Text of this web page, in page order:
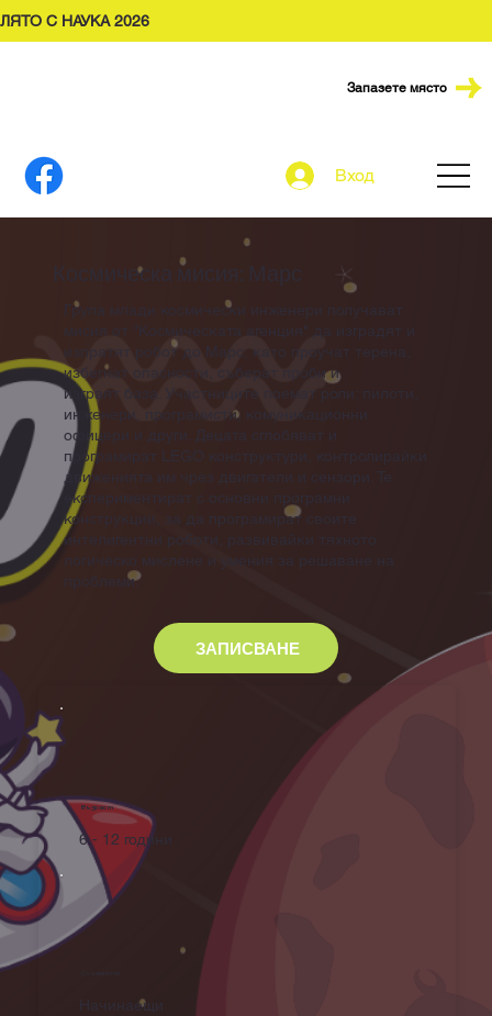
Вход
Запазете място
ЛЯТО С НАУКА 2026
Космическа мисия: Марс
Група млади космически инженери получават
изпратят робот до Марс, като проучат терена,
избегнат опасности, съберат проби и
изграят база. Участниците поемат роли: пилоти,
инженери, програмисти, комуникационни
офицери и други. Децата сглобяват и
програмират LEGO конструктури, контролирайки
движенията им чрез двигатели и сензори. Те
експериментират с основни програмни
конструкции, за да програмират своите
интелигентни роботи, развивайки тяхното
проблеми.
ЗАПИСВАНЕ
Възраст
6 - 12 години
Начинаещи